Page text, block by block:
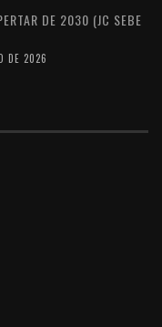
DE 2030 (JC SEBE
DE 2026